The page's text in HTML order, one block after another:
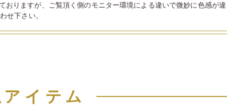
おりますが、ご覧頂く側のモニター環境による違いで微妙に色感が
せ下さい。
イテム